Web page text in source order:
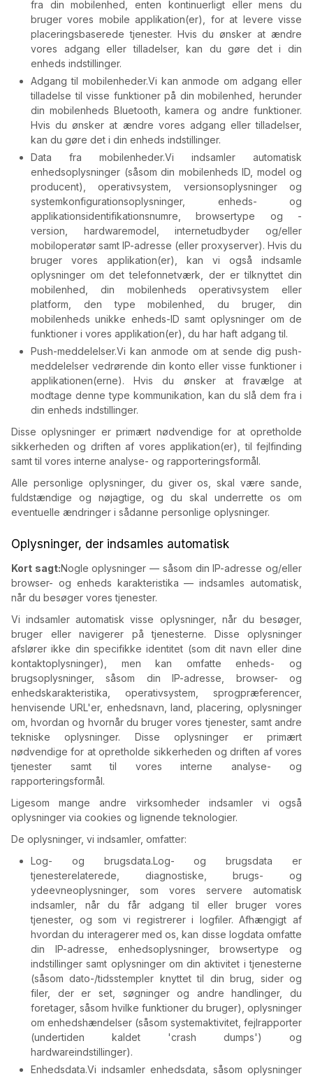
fra din mobilenhed, enten kontinuerligt eller mens du
bruger vores mobile applikation(er), for at levere visse
placeringsbaserede tjenester. Hvis du ønsker at ændre
vores adgang eller tilladelser, kan du gøre det i din
enheds indstillinger.
Adgang til mobilenheder.Vi kan anmode om adgang eller
tilladelse til visse funktioner på din mobilenhed, herunder
din mobilenheds Bluetooth, kamera og andre funktioner.
Hvis du ønsker at ændre vores adgang eller tilladelser,
kan du gøre det i din enheds indstillinger.
Data fra mobilenheder.Vi indsamler automatisk
enhedsoplysninger (såsom din mobilenheds ID, model og
producent), operativsystem, versionsoplysninger og
systemkonfigurationsoplysninger, enheds- og
applikationsidentifikationsnumre, browsertype og -
version, hardwaremodel, internetudbyder og/eller
mobiloperatør samt IP-adresse (eller proxyserver). Hvis du
bruger vores applikation(er), kan vi også indsamle
oplysninger om det telefonnetværk, der er tilknyttet din
mobilenhed, din mobilenheds operativsystem eller
platform, den type mobilenhed, du bruger, din
mobilenheds unikke enheds-ID samt oplysninger om de
funktioner i vores applikation(er), du har haft adgang til.
Push-meddelelser.Vi kan anmode om at sende dig push-
meddelelser vedrørende din konto eller visse funktioner i
applikationen(erne). Hvis du ønsker at fravælge at
modtage denne type kommunikation, kan du slå dem fra i
din enheds indstillinger.
Disse oplysninger er primært nødvendige for at opretholde
sikkerheden og driften af vores applikation(er), til fejlfinding
samt til vores interne analyse- og rapporteringsformål.
Alle personlige oplysninger, du giver os, skal være sande,
fuldstændige og nøjagtige, og du skal underrette os om
eventuelle ændringer i sådanne personlige oplysninger.
Oplysninger, der indsamles automatisk
Kort sagt:Nogle oplysninger — såsom din IP-adresse og/eller
browser- og enheds karakteristika — indsamles automatisk,
når du besøger vores tjenester.
Vi indsamler automatisk visse oplysninger, når du besøger,
bruger eller navigerer på tjenesterne. Disse oplysninger
afslører ikke din specifikke identitet (som dit navn eller dine
kontaktoplysninger), men kan omfatte enheds- og
brugsoplysninger, såsom din IP-adresse, browser- og
enhedskarakteristika, operativsystem, sprogpræferencer,
henvisende URL'er, enhedsnavn, land, placering, oplysninger
om, hvordan og hvornår du bruger vores tjenester, samt andre
tekniske oplysninger. Disse oplysninger er primært
nødvendige for at opretholde sikkerheden og driften af vores
tjenester samt til vores interne analyse- og
rapporteringsformål.
Ligesom mange andre virksomheder indsamler vi også
oplysninger via cookies og lignende teknologier.
De oplysninger, vi indsamler, omfatter:
Log- og brugsdata.Log- og brugsdata er
tjenesterelaterede, diagnostiske, brugs- og
ydeevneoplysninger, som vores servere automatisk
indsamler, når du får adgang til eller bruger vores
tjenester, og som vi registrerer i logfiler. Afhængigt af
hvordan du interagerer med os, kan disse logdata omfatte
din IP-adresse, enhedsoplysninger, browsertype og
indstillinger samt oplysninger om din aktivitet i tjenesterne
(såsom dato-/tidsstempler knyttet til din brug, sider og
filer, der er set, søgninger og andre handlinger, du
foretager, såsom hvilke funktioner du bruger), oplysninger
om enhedshændelser (såsom systemaktivitet, fejlrapporter
(undertiden kaldet 'crash dumps') og
hardwareindstillinger).
Enhedsdata.Vi indsamler enhedsdata, såsom oplysninger